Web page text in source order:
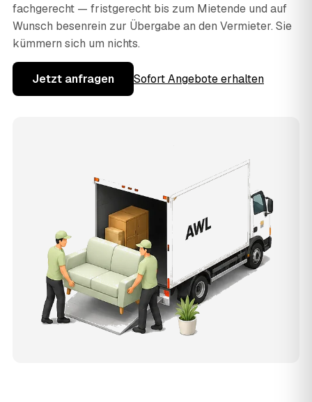
fachgerecht — fristgerecht bis zum Mietende und auf
Wunsch besenrein zur Übergabe an den Vermieter. Sie
kümmern sich um nichts.
Jetzt anfragen Sofort Angebote erhalten